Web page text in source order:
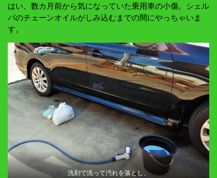
はい、数カ月前から気になっていた乗用車の小傷。シェル
パのチェーンオイルがしみ込むまでの間にやっちゃいま
す。
洗剤で洗って汚れを落とし、